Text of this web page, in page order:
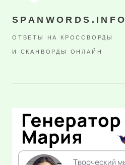
SPANWORDS.INFO
ОТВЕТЫ НА КРОССВОРДЫ
И СКАНВОРДЫ ОНЛАЙН